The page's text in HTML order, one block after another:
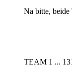
Na bitte, beide
TEAM 1 ...